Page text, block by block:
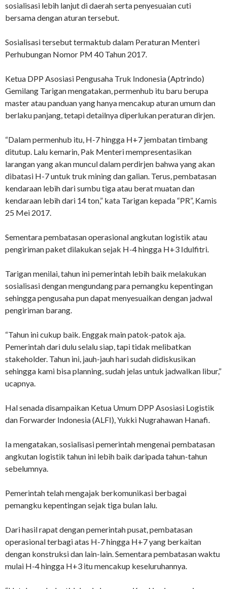
sosialisasi lebih lanjut di daerah serta penyesuaian cuti
bersama dengan aturan tersebut.
Sosialisasi tersebut termaktub dalam Peraturan Menteri
Perhubungan Nomor PM 40 Tahun 2017.
Ketua DPP Asosiasi Pengusaha Truk Indonesia (Aptrindo)
Gemilang Tarigan mengatakan, permenhub itu baru berupa
master atau panduan yang hanya mencakup aturan umum dan
berlaku panjang, tetapi detailnya diperlukan peraturan dirjen.
“Dalam permenhub itu, H-7 hingga H+7 jembatan timbang
ditutup. Lalu kemarin, Pak Menteri mempresentasikan
larangan yang akan muncul dalam perdirjen bahwa yang akan
dibatasi H-7 untuk truk mining dan galian. Terus, pembatasan
kendaraan lebih dari sumbu tiga atau berat muatan dan
kendaraan lebih dari 14 ton,” kata Tarigan kepada “PR”, Kamis
25 Mei 2017.
Sementara pembatasan operasional angkutan logistik atau
pengiriman paket dilakukan sejak H-4 hingga H+3 Idulfitri.
Tarigan menilai, tahun ini pemerintah lebih baik melakukan
sosialisasi dengan mengundang para pemangku kepentingan
sehingga pengusaha pun dapat menyesuaikan dengan jadwal
pengiriman barang.
“Tahun ini cukup baik. Enggak main patok-patok aja.
Pemerintah dari dulu selalu siap, tapi tidak melibatkan
stakeholder. Tahun ini, jauh-jauh hari sudah didiskusikan
sehingga kami bisa planning, sudah jelas untuk jadwalkan libur,”
ucapnya.
Hal senada disampaikan Ketua Umum DPP Asosiasi Logistik
dan Forwarder Indonesia (ALFI), Yukki Nugrahawan Hanafi.
Ia mengatakan, sosialisasi pemerintah mengenai pembatasan
angkutan logistik tahun ini lebih baik daripada tahun-tahun
sebelumnya.
Pemerintah telah mengajak berkomunikasi berbagai
pemangku kepentingan sejak tiga bulan lalu.
Dari hasil rapat dengan pemerintah pusat, pembatasan
operasional terbagi atas H-7 hingga H+7 yang berkaitan
dengan konstruksi dan lain-lain. Sementara pembatasan waktu
mulai H-4 hingga H+3 itu mencakup keseluruhannya.